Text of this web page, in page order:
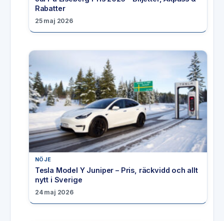
Rabatter
25 maj 2026
NÖJE
Tesla Model Y Juniper – Pris, räckvidd och allt
nytt i Sverige
24 maj 2026